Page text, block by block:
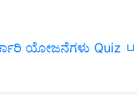
ಯೋಜನೆಗಳು Quiz